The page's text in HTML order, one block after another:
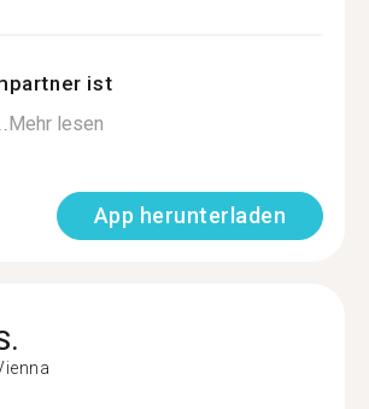
ist
Mehr lesen
App herunterladen